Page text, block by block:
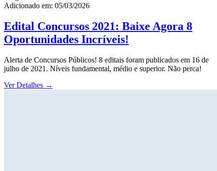
Adicionado em: 05/03/2026
Edital Concursos 2021: Baixe Agora 8
Oportunidades Incríveis!
Alerta de Concursos Públicos! 8 editais foram publicados em 16 de
julho de 2021. Níveis fundamental, médio e superior. Não perca!
Ver Detalhes →